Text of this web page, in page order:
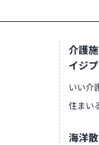
介護
イジプ
いい介
住まい
海洋